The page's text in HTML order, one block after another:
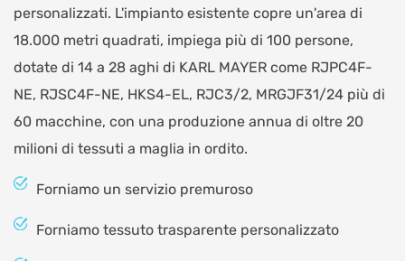
personalizzati. L'impianto esistente copre un'area di
18.000 metri quadrati, impiega più di 100 persone,
dotate di 14 a 28 aghi di KARL MAYER come RJPC4F-
NE, RJSC4F-NE, HKS4-EL, RJC3/2, MRGJF31/24 più di
60 macchine, con una produzione annua di oltre 20
milioni di tessuti a maglia in ordito.
Forniamo un servizio premuroso
Forniamo tessuto trasparente personalizzato